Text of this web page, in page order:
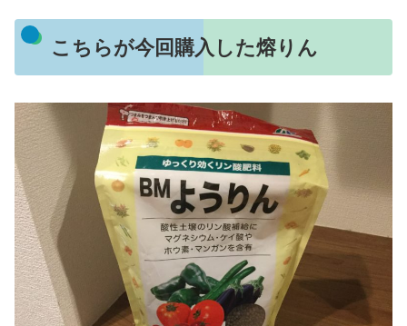
こちらが今回購入した熔りん